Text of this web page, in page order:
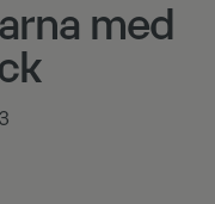
med